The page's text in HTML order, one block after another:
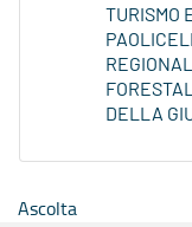
TURISMO
DELLA
Ascolta